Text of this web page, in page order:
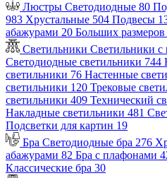
Люстры Светодиодные 80
983 Хрустальные 504 Подвесы
абажурами 20 Больших размеров
Светильники Светильники с
Светодиодные светильники 744
светильники 76 Настенные
светильники 120 Трековые
светильники 409 Технический
Накладные светильники 481
Подсветки для картин 19
Бра Светодиодные бра 276
абажурами 82 Бра с плафонами
Классические бра 30